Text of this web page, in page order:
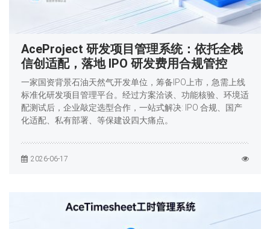
AceProject 研发项目管理系统：依托全栈
信创适配，落地 IPO 研发费用合规管控
一家国资背景石油天然气开发单位，筹备IPO上市，急需上线
标准化研发项目管理平台。经过方案洽谈、功能核验、环境适
配测试后，企业敲定选型合作，一站式解决: IPO 合规、国产
化适配、私有部署、等保建设四大痛点。
2026-06-17